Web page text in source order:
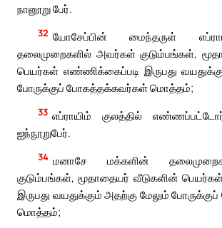
நானூறு பேர்.
32 யோசேப்பின் மைந்தருள்
தலைமுறைகளில் அவர்கள் குடும்பங்கள்,
பெயர்கள் எண்ணிக்கைப்படி இருபது
போருக்குப் போகத்தக்கவர்கள் மொத்தம்;
33 எப்ராயிம் குலத்தில் எண்ணப்பட்டோர்
ஐந்நூறுபேர்.
34 மனாசே மக்களின்
குடும்பங்கள், மூதாதையர் வீடுகளின்
இருபது வயதுக்கும் அதற்கு மேலும்
மொத்தம்;